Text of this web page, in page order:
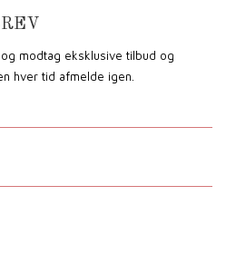
modtag eksklusive tilbud og
hver tid afmelde igen.